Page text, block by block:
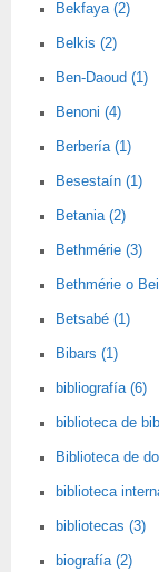
Bekfaya (2)
Belkis (2)
Ben-Daoud (1)
Benoni (4)
Berbería (1)
Besestaín (1)
Betania (2)
Bethmérie (3)
Bethmérie o
Betsabé (1)
Bibars (1)
bibliografía (6)
biblioteca de
Biblioteca de
biblioteca
bibliotecas (3)
biografía (2)